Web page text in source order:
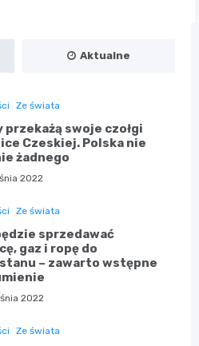
Aktualne
Ze świata
przekażą swoje czołgi
Czeskiej. Polska nie
żadnego
2022
Ze świata
sprzedawać
gaz i ropę do
– zawarto wstępne
2022
Ze świata